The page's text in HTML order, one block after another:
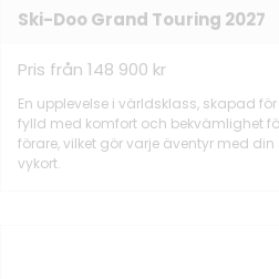
Ski-Doo Grand Touring 2027
Pris från 148 900 kr
En upplevelse i världsklass, skapad
fylld med komfort och bekvämlighet
förare, vilket gör varje äventyr med
vykort.